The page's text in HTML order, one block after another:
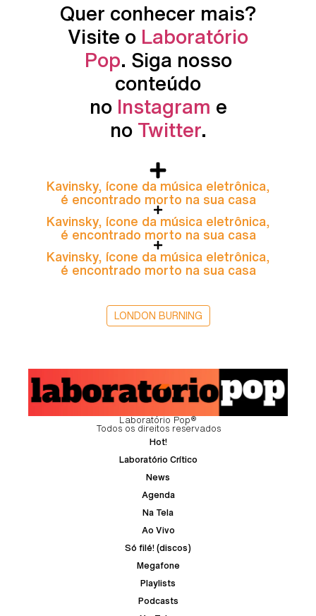
Quer conhecer mais?
Visite o Laboratório
Pop. Siga nosso
conteúdo
no Instagram e
no Twitter.
Kavinsky, ícone da música eletrônica,
é encontrado morto na sua casa
Kavinsky, ícone da música eletrônica,
é encontrado morto na sua casa
Kavinsky, ícone da música eletrônica,
é encontrado morto na sua casa
LONDON BURNING
Laboratório Pop®
Todos os direitos reservados
Hot!
Laboratório Crítico
News
Agenda
Na Tela
Ao Vivo
Só filé! (discos)
Megafone
Playlists
Podcasts